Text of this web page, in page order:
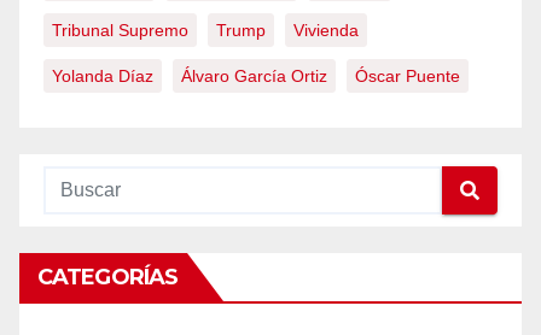
Tribunal Supremo Trump Vivienda
Yolanda Díaz Álvaro García Ortiz Óscar Puente
CATEGORÍAS